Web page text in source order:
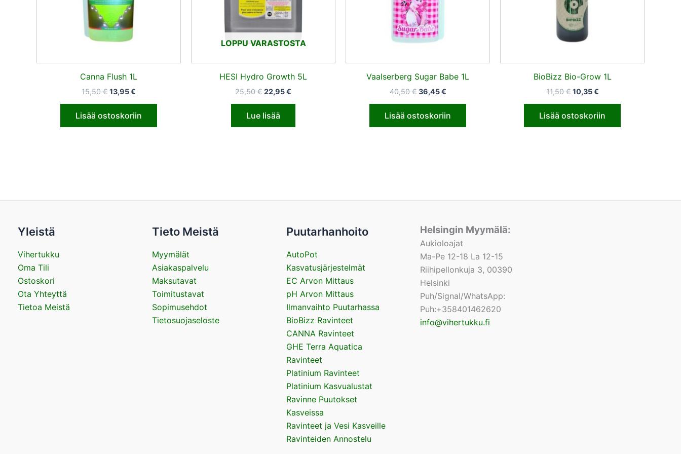
Canna Flush 1L
15,50€13,95€
Lisää ostoskoriin
LOPPU VARASTOSTA
HESI Hydro Growth 5L
25,50€22,95€
Lue lisää
Vaalserberg Sugar Babe 1L
40,50€ 36,45€
Lisää ostoskoriin
BioBizz Bio-Grow 1L
11,50€ 10,35€
Lisää ostoskoriin
Yleistä
Vihertukku
Oma Tili
Ostoskori
Ota Yhteyttä
Tietoa Meistä
Tieto Meistä
Myymälät
Asiakaspalvelu
Maksutavat
Toimitustavat
Sopimusehdot
Tietosuojaseloste
Puutarhanhoito
AutoPot
Kasvatusjärjestelmät
EC Arvon Mittaus
pH Arvon Mittaus
Ilmanvaihto Puutarhassa
BioBizz Ravinteet
CANNA Ravinteet
GHE Terra Aquatica
Ravinteet
Platinium Ravinteet
Platinium Kasvualustat
Ravinne Puutokset
Kasveissa
Ravinteet ja Vesi Kasveille
Ravinteiden Annostelu
Helsingin Myymälä:
Aukioloajat
Ma-Pe 12-18 La 12-15
Riihipellonkuja 3, 00390
Helsinki
Puh/Signal/WhatsApp:
Puh:+358401462620
info@vihertukku.fi